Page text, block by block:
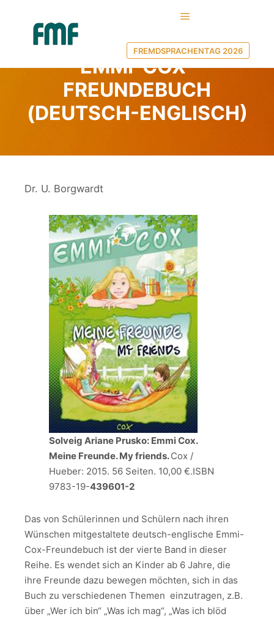
FREMDSPRACHENTAG 2026
28. Juni 2022
EMMI-COX-
FREUNDEBUCH
(DEUTSCH-ENGLISCH)
Dr. U. Borgwardt
Solveig Ariane Prusko: Emmi Cox.
Meine Freunde. My friends.Cox /
Hueber: 2015. 56 Seiten. 10,00 €.ISBN
9783-19-439601-2
Das von Schülerinnen und Schülern nach ihren
Wünschen mitgestaltete deutsch-englische Emmi-
Cox-Freundebuch ist der vierte Band in dieser
Reihe. Es wendet sich an Kinder ab 6 Jahre, die
ihre Freunde dazu bewegen möchten, sich in das
Buch zu verschiedenen Themen einzutragen, z.B.
über „Wer ich bin“ „Was ich mag“, „Was ich blöd